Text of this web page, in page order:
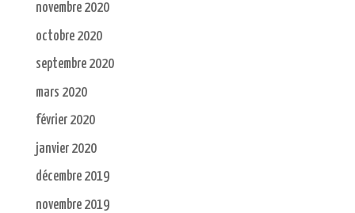
novembre 2020
octobre 2020
septembre 2020
mars 2020
février 2020
janvier 2020
décembre 2019
novembre 2019